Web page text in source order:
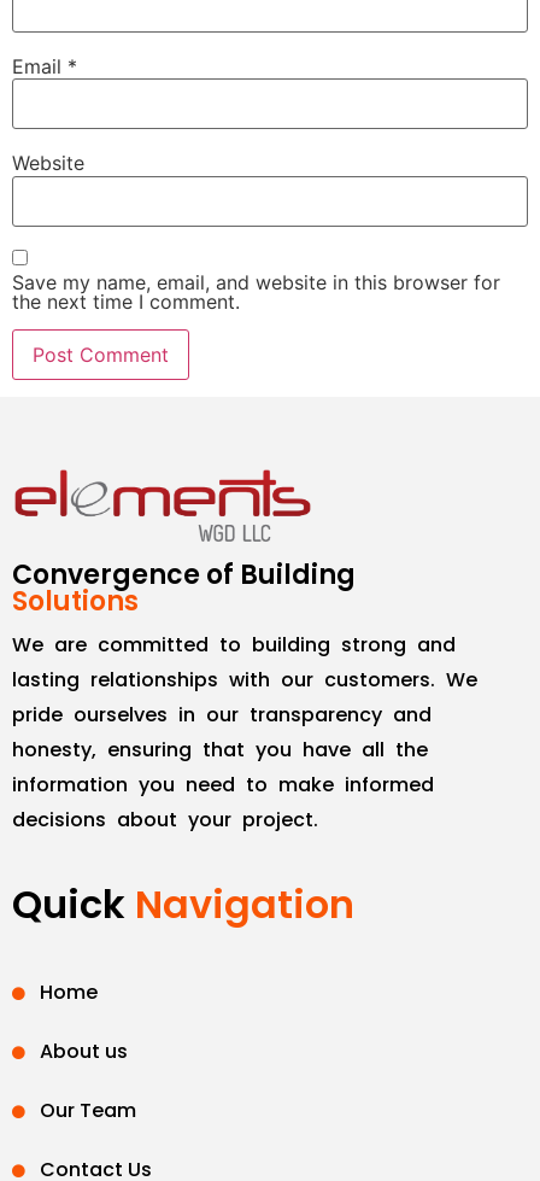
Email *
Website
Save my name, email, and website in this browser for
the next time I comment.
Convergence of Building
Solutions
We are committed to building strong and
lasting relationships with our customers. We
pride ourselves in our transparency and
honesty, ensuring that you have all the
information you need to make informed
decisions about your project.
Quick Navigation
Home
About us
Our Team
Contact Us